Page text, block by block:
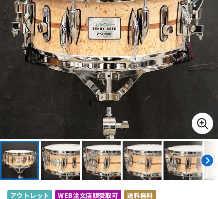
キーボード 電子ピアノ
管楽器 その他楽器
DTM オンライン納品 レコーディング機器
配信/ライブ機器 楽器アクセサリ
アウトレット WEB注文店頭受取可 送料無料